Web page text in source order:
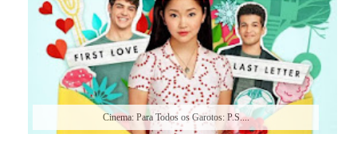
Cinema: Para Todos os Garotos: P.S....